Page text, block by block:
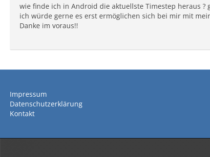
wie finde ich in Android die aktuellste Timestep heraus
ich würde gerne es erst ermöglichen sich bei mir mit
Danke im voraus!!
Impressum
Datenschutzerklärung
Kontakt